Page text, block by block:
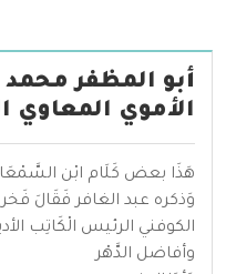
أبو المظفر
الأموي المعاوي
هَذَا بعض كَلَام ابْن
وَذكره عبد الغافر فَقَالَ فَخر
الكوفني الرئيس الْكَاتِب
وأفاضل الدَّهْر